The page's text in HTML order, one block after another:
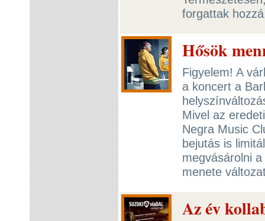
forgattak
Hősök
Figyelem! A
a koncert a
Mivel az
Negra Music
bejutás is
megvásárolni
menete
Az év